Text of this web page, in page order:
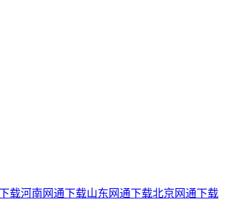
载河南网通下载山东网通下载北京网通下载